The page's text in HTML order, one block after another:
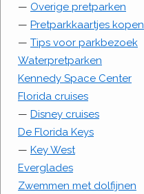
— Overige pretparken
— Pretparkkaartjes kopen
— Tips voor parkbezoek
Waterpretparken
Kennedy Space Center
Florida cruises
— Disney cruises
De Florida Keys
— Key West
Everglades
Zwemmen met dolfijnen